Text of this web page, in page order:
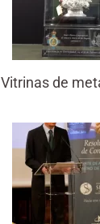
Vitrinas de